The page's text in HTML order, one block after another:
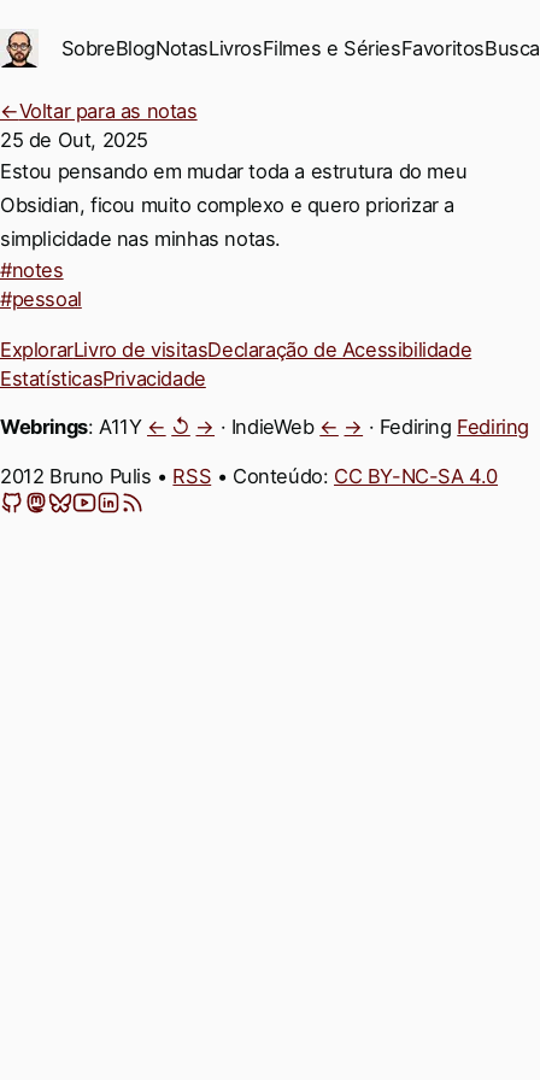
Ir para conteúdo principal
SobreBlogNotasLivrosFilmes e SériesFavoritosBusca
←Voltar para as notas
25 de Out, 2025
Estou pensando em mudar toda a estrutura do meu
Obsidian, ficou muito complexo e quero priorizar a
simplicidade nas minhas notas.
#notes
#pessoal
ExplorarLivro de visitasDeclaração de Acessibilidade
EstatísticasPrivacidade
Webrings: A11Y ← ↺ → · IndieWeb ← → · Fediring Fediring
2012 Bruno Pulis • RSS • Conteúdo: CC BY-NC-SA 4.0
GitHub
Mastodon
Bluesky
YouTube
LinkedIn